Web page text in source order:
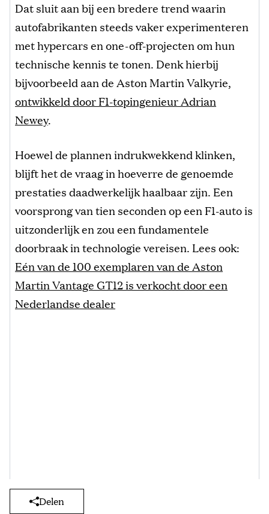
Dat sluit aan bij een bredere trend waarin
autofabrikanten steeds vaker experimenteren
met hypercars en one-off-projecten om hun
technische kennis te tonen. Denk hierbij
bijvoorbeeld aan de Aston Martin Valkyrie,
ontwikkeld door F1-topingenieur Adrian
Newey.
Hoewel de plannen indrukwekkend klinken,
blijft het de vraag in hoeverre de genoemde
prestaties daadwerkelijk haalbaar zijn. Een
voorsprong van tien seconden op een F1-auto is
uitzonderlijk en zou een fundamentele
doorbraak in technologie vereisen. Lees ook:
Eén van de 100 exemplaren van de Aston
Martin Vantage GT12 is verkocht door een
Nederlandse dealer
Delen